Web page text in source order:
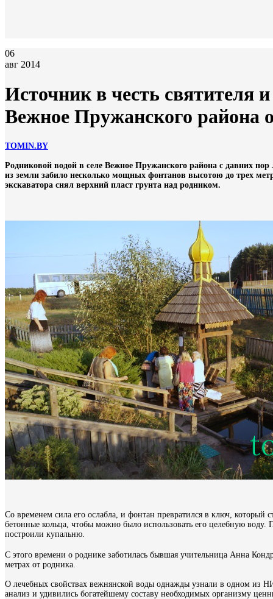
06
авг 2014
Источник в честь святителя
Вежное Пружанского района
TOMIN.BY
Родниковой водой в селе Вежное Пружанского района с давних
из земли забило несколько мощных фонтанов высотою до трех
экскаватора снял верхний пласт грунта над родником.
Со временем сила его ослабла, и фонтан превратился в ключ, который
бетонные кольца, чтобы можно было использовать его целебную
построили купальню.
С этого времени о роднике заботилась бывшая учительница Анна
метрах от родника.
О лечебных свойствах вежнянской воды однажды узнали в одном из
анализ и удивились богатейшему составу необходимых организму